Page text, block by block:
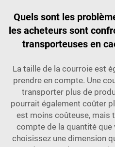
Quels sont les
les acheteurs sont
transporteuses en
La taille de la courroie est
prendre en compte. Une
transporter plus de
pourrait également coûter
est moins coûteuse, mais
compte de la quantité que
choisissez une dimension